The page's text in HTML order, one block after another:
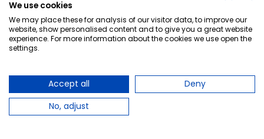
We use cookies
We may place these for analysis of our visitor data, to improve our
website, show personalised content and to give you a great website
experience. For more information about the cookies we use open the
settings.
Accept all
Deny
No, adjust